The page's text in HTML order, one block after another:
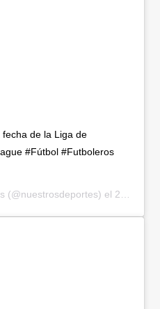
de la Liga de
#Fútbol #Futboleros
(@nuestrosdeportes) el 23 de Oct de 2018 a las 5:38 PDT